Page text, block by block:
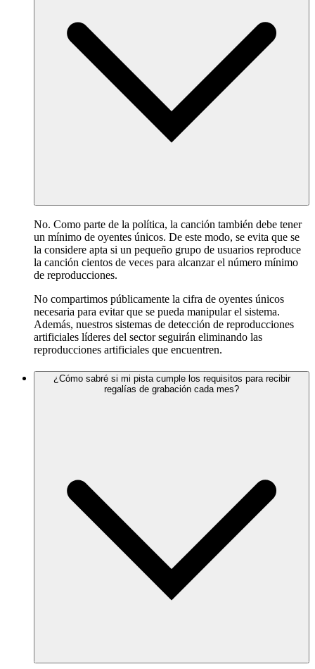
No. Como parte de la política, la canción también debe tener
un mínimo de oyentes únicos. De este modo, se evita que se
la considere apta si un pequeño grupo de usuarios reproduce
la canción cientos de veces para alcanzar el número mínimo
de reproducciones.
No compartimos públicamente la cifra de oyentes únicos
necesaria para evitar que se pueda manipular el sistema.
Además, nuestros sistemas de detección de reproducciones
artificiales líderes del sector seguirán eliminando las
reproducciones artificiales que encuentren.
¿Cómo sabré si mi pista cumple los requisitos para recibir
regalías de grabación cada mes?